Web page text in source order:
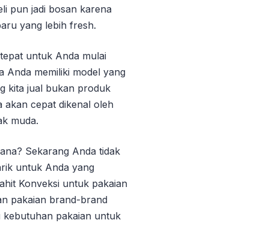
pun jadi bosan karena
yang lebih fresh.
untuk Anda mulai
Anda memiliki model yang
kita jual bukan produk
akan cepat dikenal oleh
muda.
Sekarang Anda tidak
untuk Anda yang
Konveksi untuk pakaian
pakaian brand-brand
kebutuhan pakaian untuk